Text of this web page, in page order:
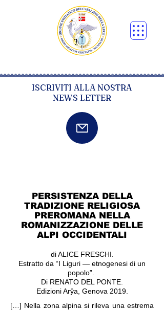
ISCRIVITI ALLA NOSTRA
NEWS LETTER
PERSISTENZA DELLA
TRADIZIONE RELIGIOSA
PREROMANA NELLA
ROMANIZZAZIONE DELLE
ALPI OCCIDENTALI
di ALICE FRESCHI
Estratto da “I Liguri — etnogenesi di un
popolo”.
Di RENATO DEL PONTE.
Edizioni Arŷa, Genova 2019.
[…] Nella zona alpina si rileva una estrema